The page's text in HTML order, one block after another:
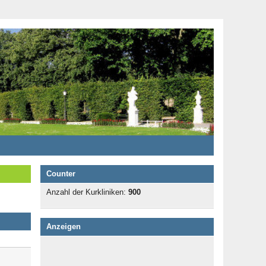
Counter
Anzahl der Kurkliniken: 900
Anzeigen